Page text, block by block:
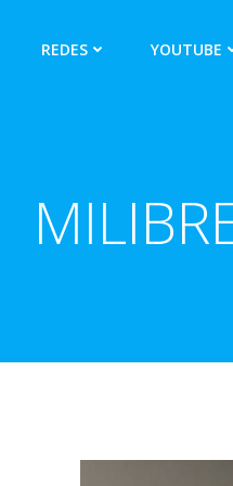
REDES YOUTUBE